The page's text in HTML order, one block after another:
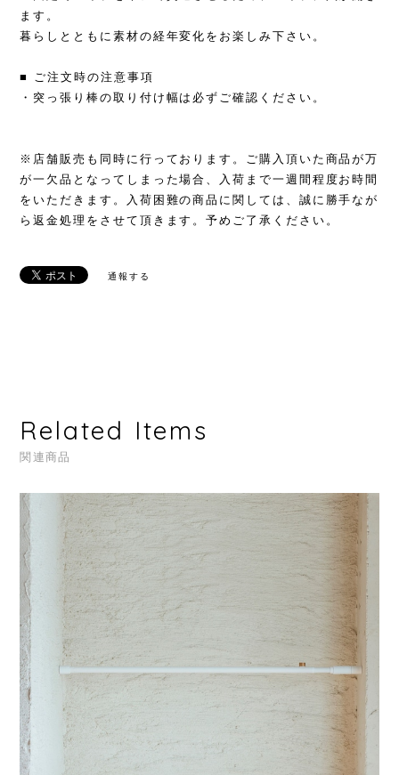
ます。
暮らしとともに素材の経年変化をお楽しみ下さい。
■ ご注文時の注意事項
・突っ張り棒の取り付け幅は必ずご確認ください。
※店舗販売も同時に行っております。ご購入頂いた商品が万
が一欠品となってしまった場合、入荷まで一週間程度お時間
をいただきます。入荷困難の商品に関しては、誠に勝手なが
ら返金処理をさせて頂きます。予めご了承ください。
通報する
Related Items
関連商品